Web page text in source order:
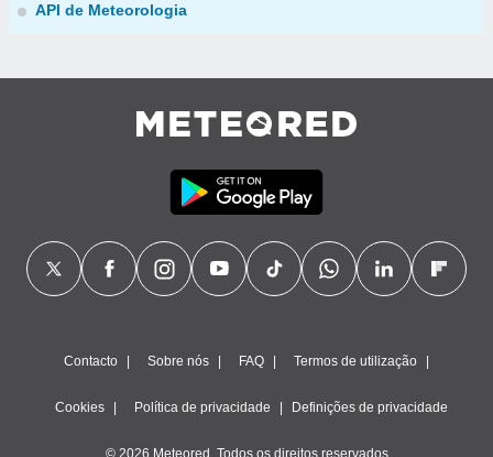
API de Meteorologia
Contacto Sobre nós FAQ Termos de utilização
Cookies Política de privacidade Definições de privacidade
© 2026 Meteored. Todos os direitos reservados